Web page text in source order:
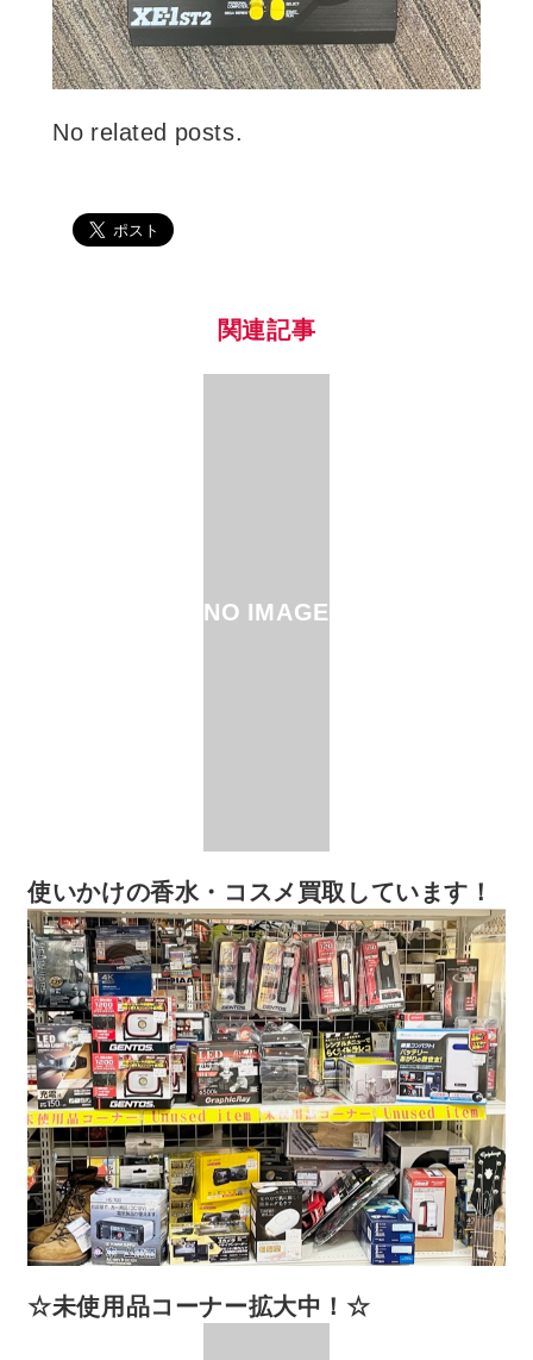
No related posts.
関連記事
NO IMAGE
使いかけの香水・コスメ買取しています！
☆未使用品コーナー拡大中！☆